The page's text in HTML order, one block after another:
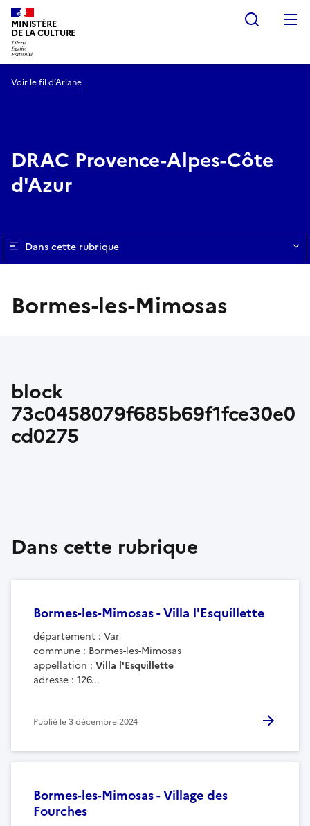
MINISTÈRE
DE LA CULTURE
Voir le fil d’Ariane
DRAC Provence-Alpes-Côte
d'Azur
Dans cette rubrique
Bormes-les-Mimosas
block
73c0458079f685b69f1fce30e0
cd0275
Dans cette rubrique
Bormes-les-Mimosas - Villa l'Esquillette
département : Var
commune : Bormes-les-Mimosas
appellation : Villa l'Esquillette
adresse : 126...
Publié le3 décembre 2024
Bormes-les-Mimosas - Village des
Fourches